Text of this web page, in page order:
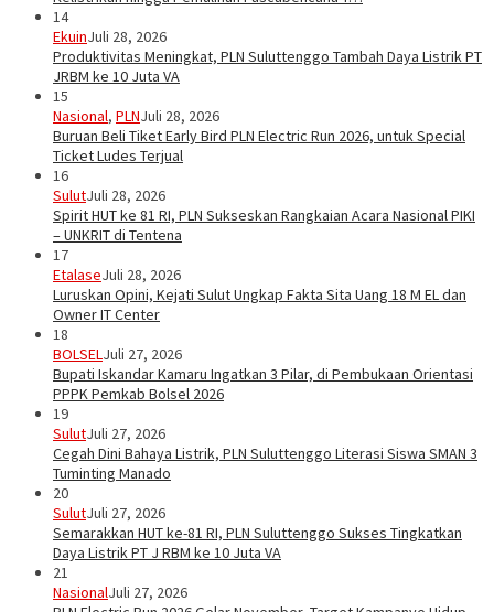
14
EkuinJuli 28, 2026
Produktivitas Meningkat, PLN Suluttenggo Tambah Daya Listrik PT
JRBM ke 10 Juta VA
15
Nasional, PLNJuli 28, 2026
Buruan Beli Tiket Early Bird PLN Electric Run 2026, untuk Special
Ticket Ludes Terjual
16
SulutJuli 28, 2026
Spirit HUT ke 81 RI, PLN Sukseskan Rangkaian Acara Nasional PIKI
– UNKRIT di Tentena
17
EtalaseJuli 28, 2026
Luruskan Opini, Kejati Sulut Ungkap Fakta Sita Uang 18 M EL dan
Owner IT Center
18
BOLSELJuli 27, 2026
Bupati Iskandar Kamaru Ingatkan 3 Pilar, di Pembukaan Orientasi
PPPK Pemkab Bolsel 2026
19
SulutJuli 27, 2026
Cegah Dini Bahaya Listrik, PLN Suluttenggo Literasi Siswa SMAN 3
Tuminting Manado
20
SulutJuli 27, 2026
Semarakkan HUT ke-81 RI, PLN Suluttenggo Sukses Tingkatkan
Daya Listrik PT J RBM ke 10 Juta VA
21
NasionalJuli 27, 2026